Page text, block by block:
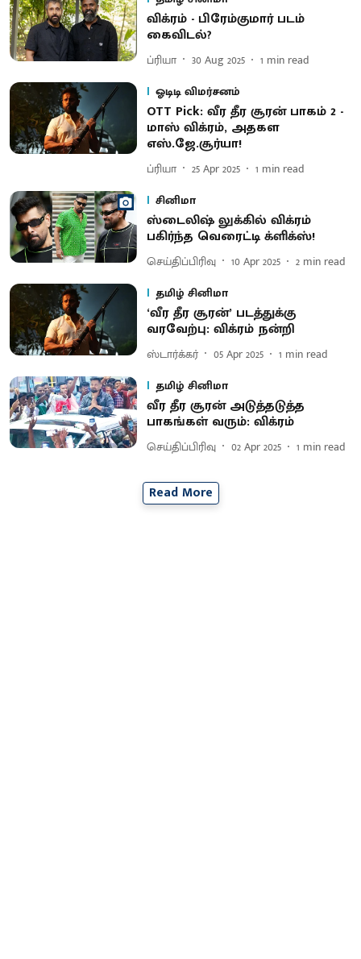
விக்ரம் - பிரேம்குமார் படம்
கைவிடல்?
ப்ரியா 30 Aug 2025 1 min read
ஓடிடி விமர்சனம்
OTT Pick: வீர தீர சூரன் பாகம் 2 -
மாஸ் விக்ரம், அதகள
எஸ்.ஜே.சூர்யா!
ப்ரியா 25 Apr 2025 1 min read
சினிமா
ஸ்டைலிஷ் லுக்கில் விக்ரம்
பகிர்ந்த வெரைட்டி க்ளிக்ஸ்!
செய்திப்பிரிவு 10 Apr 2025 2 min read
தமிழ் சினிமா
‘வீர தீர சூரன்’ படத்துக்கு
வரவேற்பு: விக்ரம் நன்றி
ஸ்டார்க்கர் 05 Apr 2025 1 min read
தமிழ் சினிமா
வீர தீர சூரன் அடுத்தடுத்த
பாகங்கள் வரும்: விக்ரம்
செய்திப்பிரிவு 02 Apr 2025 1 min read
Read More